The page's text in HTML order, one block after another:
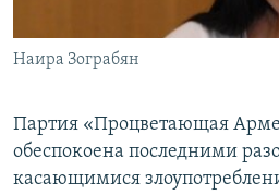
Все сайты Радио Азатутюн
Наира Зограбян
Партия «Процветающая
обеспокоена последними
касающимися